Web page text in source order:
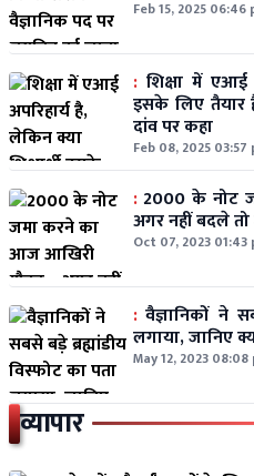
Feb 15, 2025 06:46
: शिक्षा में एआई
इसके लिए
दांव पर कहा
Feb 08, 2025 03:57
:2000 के नोट
अगर नहीं बदले तो
Oct 07, 2023 01:43
: वैज्ञानिकों ने
लगाया, जानिए
May 12, 2023 08:08
व्यापार